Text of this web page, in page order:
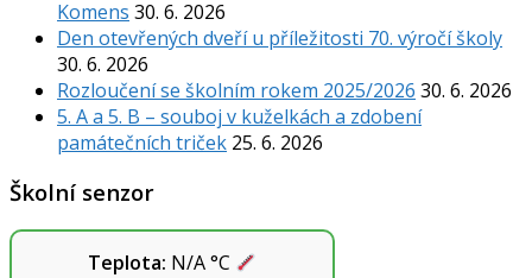
Komens 30. 6. 2026
Den otevřených dveří u příležitosti 70. výročí školy
30. 6. 2026
Rozloučení se školním rokem 2025/2026 30. 6. 2026
5. A a 5. B – souboj v kuželkách a zdobení
památečních triček 25. 6. 2026
Školní senzor
Teplota: N/A°C